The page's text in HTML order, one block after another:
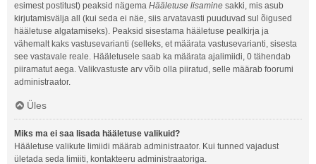
esimest postitust) peaksid nägema Hääletuse lisamine sakki, mis asub
kirjutamisvälja all (kui seda ei näe, siis arvatavasti puuduvad sul õigused
hääletuse algatamiseks). Peaksid sisestama hääletuse pealkirja ja
vähemalt kaks vastusevarianti (selleks, et määrata vastusevarianti, sisesta
see vastavale reale. Hääletusele saab ka määrata ajalimiidi, 0 tähendab
piiramatut aega. Valikvastuste arv võib olla piiratud, selle määrab foorumi
administraator.
Üles
Miks ma ei saa lisada hääletuse valikuid?
Hääletuse valikute limiidi määrab administraator. Kui tunned vajadust
ületada seda limiiti, kontakteeru administraatoriga.